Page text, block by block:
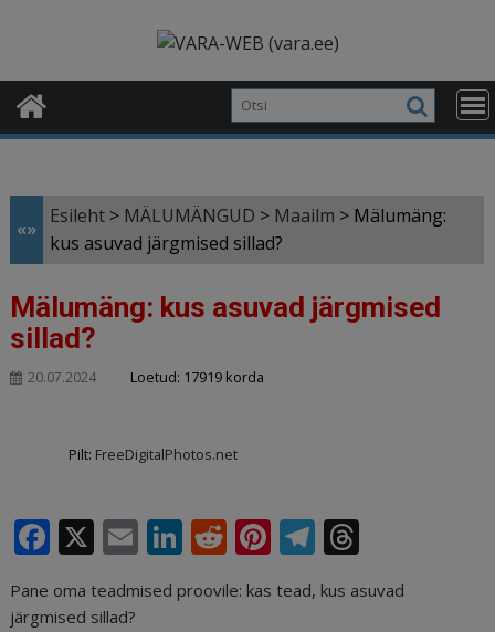
«»
Esileht > MÄLUMÄNGUD > Maailm > Mälumäng:
kus asuvad järgmised sillad?
Mälumäng: kus asuvad järgmised
sillad?
20.07.2024 Loetud: 17919 korda
Pilt: FreeDigitalPhotos.net
F
c
X E
m
ai
Li
k
R
e
d
Pi
te
T
el
e r
Pane oma teadmised proovile: kas tead, kus asuvad
järgmised sillad?